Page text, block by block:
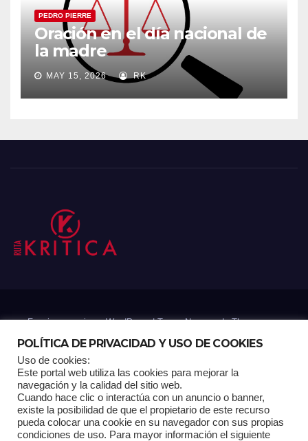
PEDRO PIERRE
Oración en el día nacional de
la madre
MAY 15, 2026 RK
Funciona gracias a WordPress|Tema: Newsup deThemeansar
Home Análisis Carrito RK Contactos Documental Gracias !
Multimedia Página de ejemplo Pagina Principal Pago
POLÍTICA DE PRIVACIDAD Y USO DE COOKIES
Uso de cookies:
Este portal web utiliza las cookies para mejorar la
navegación y la calidad del sitio web.
Cuando hace clic o interactúa con un anuncio o banner,
existe la posibilidad de que el propietario de este recurso
pueda colocar una cookie en su navegador con sus propias
condiciones de uso. Para mayor información el siguiente